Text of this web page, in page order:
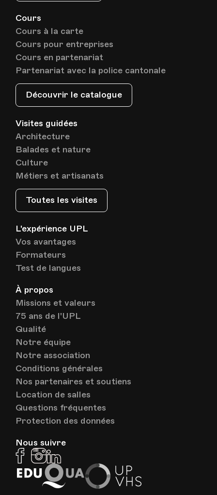
Cours
Cours à la carte
Cours pour entreprises
Cours en partenariat
Partenariat avec la police cantonale
Découvrir le catalogue
Visites guidées
Architecture
Balades et nature
Culture
Métiers et artisanats
Toutes les visites
L'expérience UPL
Vos avantages
Formateurs
Test de langues
À propos
Missions et valeurs
75 ans de l'UPL
Qualité
Notre équipe
Notre association
Conditions générales
Nos partenaires et soutiens
Location de salles
Questions fréquentes
Protection des données
Nous suivre
FacebookInstagram
EduQua